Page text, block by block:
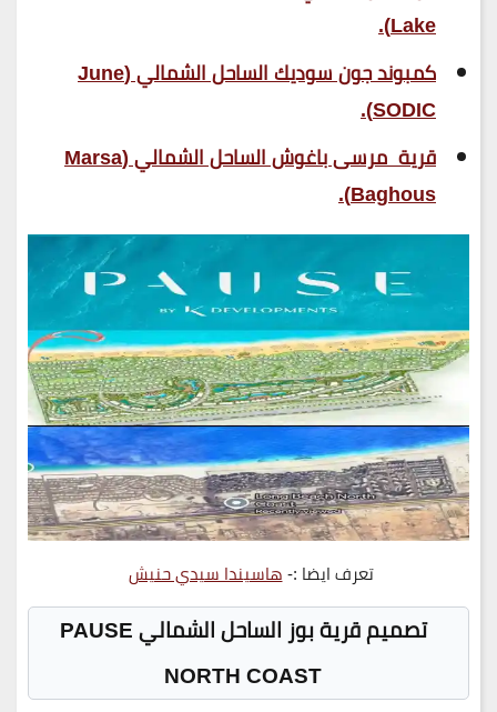
Lake).
كمبوند جون سوديك الساحل الشمالي (June
SODIC).
قرية مرسى باغوش الساحل الشمالي (Marsa
Baghous).
تعرف ايضا :-هاسيندا سيدي حنيش
تصميم قرية بوز الساحل الشمالي PAUSE
NORTH COAST